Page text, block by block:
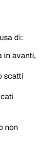
di:
in avanti,
scatti
non